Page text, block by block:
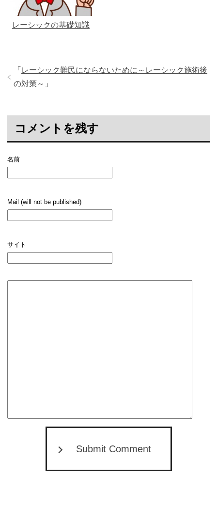
レーシックの基礎知識
「 レーシック難民にならないために～レーシック施術後
の対策～ 」
コメントを残す
名前
Mail (will not be published)
サイト
Submit Comment